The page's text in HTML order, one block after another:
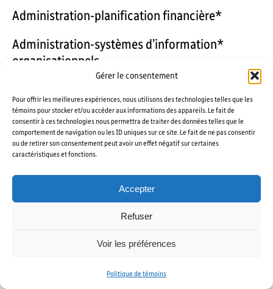
Gérer le consentement
Pour offrir les meilleures expériences, nous utilisons des technologies telles que les
témoins pour stocker et/ou accéder aux informations des appareils. Le fait de
consentir à ces technologies nous permettra de traiter des données telles que le
comportement de navigation ou les ID uniques sur ce site. Le fait de ne pas consentir
ou de retirer son consentement peut avoir un effet négatif sur certaines
caractéristiques et fonctions.
Accepter
Refuser
Voir les préférences
Politique de témoins
Administration-planification financière*
Administration-systèmes d’information*
organisationnels
Bac par cumul créativité, innovation et
entrepreneuriat*
Baccalauréat par cumul en innovation
numérique*
Économie et mathématiques*